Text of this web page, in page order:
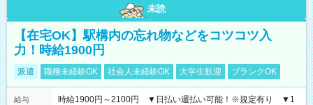
未読
【在宅OK】駅構内の忘れ物などをコツコツ入
力！時給1900円
派遣 職種未経験OK 社会人未経験OK 大学生歓迎 ブランクOK
給与
時給1900円～2100円 ▼日払い週払い可能！※規定有り ▼1